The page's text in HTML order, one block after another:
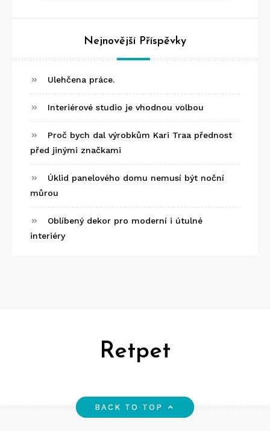
Nejnovější Příspěvky
Ulehčena práce.
Interiérové studio je vhodnou volbou
Proč bych dal výrobkům Kari Traa přednost
před jinými značkami
Úklid panelového domu nemusí být noční
můrou
Oblíbený dekor pro moderní i útulné
interiéry
Retpet
BACK TO TOP